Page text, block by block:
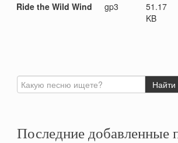
Ride the Wild Wind
gp3
51.17
KB
Последние добавленные